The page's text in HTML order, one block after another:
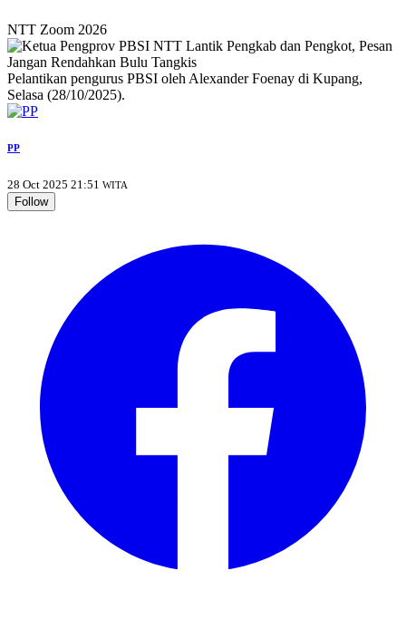
NTT Zoom 2026
Pelantikan pengurus PBSI oleh Alexander Foenay di Kupang,
Selasa (28/10/2025).
PP
28 Oct 2025 21:51 WITA
Follow